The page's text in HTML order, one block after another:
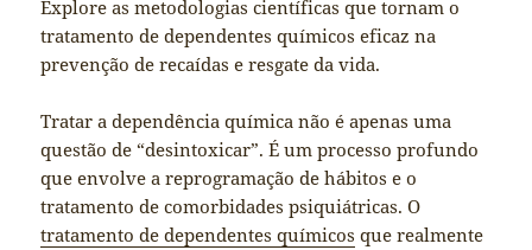
Explore as metodologias científicas que tornam o
tratamento de dependentes químicos eficaz na
prevenção de recaídas e resgate da vida.
Tratar a dependência química não é apenas uma
questão de “desintoxicar”. É um processo profundo
que envolve a reprogramação de hábitos e o
tratamento de comorbidades psiquiátricas. O
tratamento de dependentes químicos que realmente